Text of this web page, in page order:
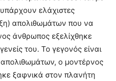
ελάχιστες
απολιθωμάτων που να
άνθρωπος εξελίχθηκε
του. Το γεγονός είναι
ο μοντέρνος
ξαφνικά στον πλανήτη